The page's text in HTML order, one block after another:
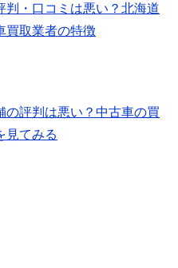
判・口コミは悪い？北海道
買取業者の特徴
の評判は悪い？中古車の買
見てみる